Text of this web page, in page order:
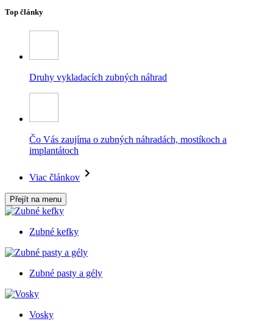
Top články
Druhy vykladacích zubných náhrad
Čo Vás zaujíma o zubných náhradách, mostíkoch a
implantátoch
Viac článkov
Přejít na menu
Zubné kefky
Zubné pasty a gély
Vosky